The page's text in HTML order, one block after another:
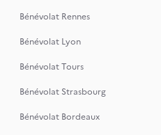
Bénévolat Rennes
Bénévolat Lyon
Bénévolat Tours
Bénévolat Strasbourg
Bénévolat Bordeaux